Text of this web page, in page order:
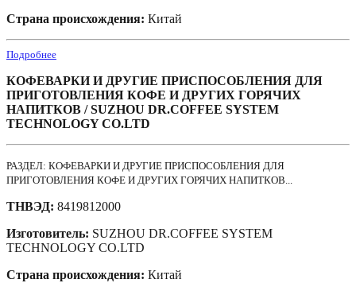
Страна происхождения: Китай
Подробнее
КОФЕВАРКИ И ДРУГИЕ ПРИСПОСОБЛЕНИЯ ДЛЯ
ПРИГОТОВЛЕНИЯ КОФЕ И ДРУГИХ ГОРЯЧИХ
НАПИТКОВ / SUZHOU DR.CОFFEE SYSTEM
ТЕCHNOLOGY CO.LTD
РАЗДЕЛ: КОФЕВАРКИ И ДРУГИЕ ПРИСПОСОБЛЕНИЯ ДЛЯ
ПРИГОТОВЛЕНИЯ КОФЕ И ДРУГИХ ГОРЯЧИХ НАПИТКОВ...
ТНВЭД: 8419812000
Изготовитель: SUZHOU DR.CОFFEE SYSTEM
ТЕCHNOLOGY CO.LTD
Страна происхождения: Китай